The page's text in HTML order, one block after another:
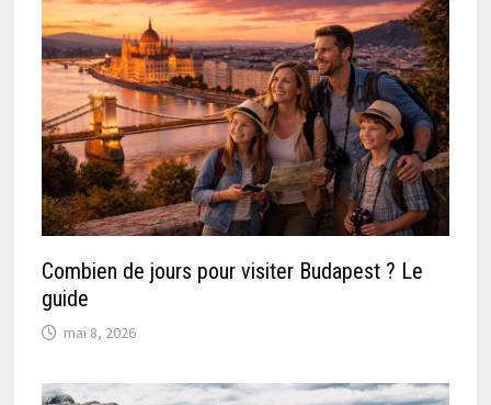
Combien de jours pour visiter Budapest ? Le
guide
mai 8, 2026